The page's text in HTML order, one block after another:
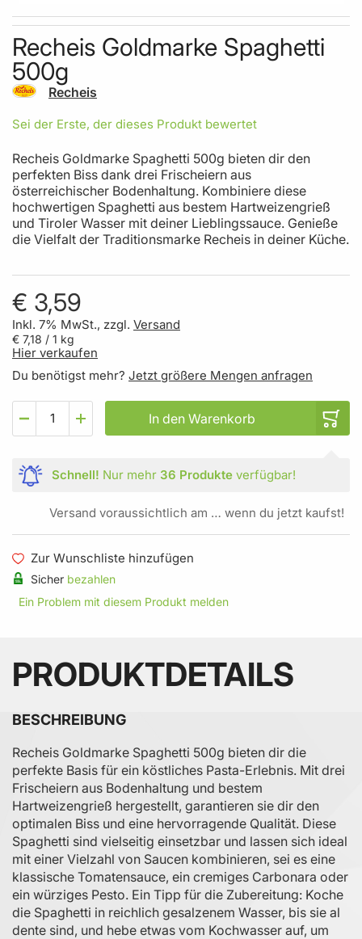
Skip to the beginning of the images gallery
Recheis Goldmarke Spaghetti
500g
Recheis
Sei der Erste, der dieses Produkt bewertet
Recheis Goldmarke Spaghetti 500g bieten dir den
perfekten Biss dank drei Frischeiern aus
österreichischer Bodenhaltung. Kombiniere diese
hochwertigen Spaghetti aus bestem Hartweizengrieß
und Tiroler Wasser mit deiner Lieblingssauce. Genieße
die Vielfalt der Traditionsmarke Recheis in deiner Küche.
€ 3,59
Inkl. 7% MwSt., zzgl. Versand
€ 7,18 / 1 kg
Hier verkaufen
Du benötigst mehr? Jetzt größere Mengen anfragen
In den Warenkorb
Schnell! Nur mehr 36 Produkteverfügbar!
Versand voraussichtlich am … wenn du jetzt kaufst!
Zur Wunschliste hinzufügen
Sicher bezahlen
Ein Problem mit diesem Produkt melden
PRODUKTDETAILS
BESCHREIBUNG
Recheis Goldmarke Spaghetti 500g bieten dir die
perfekte Basis für ein köstliches Pasta-Erlebnis. Mit drei
Frischeiern aus Bodenhaltung und bestem
Hartweizengrieß hergestellt, garantieren sie dir den
optimalen Biss und eine hervorragende Qualität. Diese
Spaghetti sind vielseitig einsetzbar und lassen sich ideal
mit einer Vielzahl von Saucen kombinieren, sei es eine
klassische Tomatensauce, ein cremiges Carbonara oder
ein würziges Pesto. Ein Tipp für die Zubereitung: Koche
die Spaghetti in reichlich gesalzenem Wasser, bis sie al
dente sind, und hebe etwas vom Kochwasser auf, um